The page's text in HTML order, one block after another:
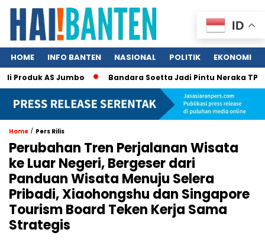
HOME INFO BANTEN NASIONAL POLITIK EKONOMI
AS Jumbo Bandara Soetta Jadi Pintu Neraka TPPO,
Home / Pers Rilis
Perubahan Tren Perjalanan Wisata
ke Luar Negeri, Bergeser dari
Panduan Wisata Menuju Selera
Pribadi, Xiaohongshu dan Singapore
Tourism Board Teken Kerja Sama
Strategis
ID